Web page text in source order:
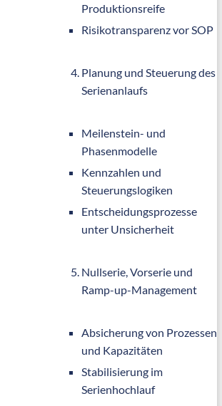
Produktionsreife
Risikotransparenz vor SOP
Planung und Steuerung des
Serienanlaufs
Meilenstein- und
Phasenmodelle
Kennzahlen und
Steuerungslogiken
Entscheidungsprozesse
unter Unsicherheit
Nullserie, Vorserie und
Ramp-up-Management
Absicherung von Prozessen
und Kapazitäten
Stabilisierung im
Serienhochlauf